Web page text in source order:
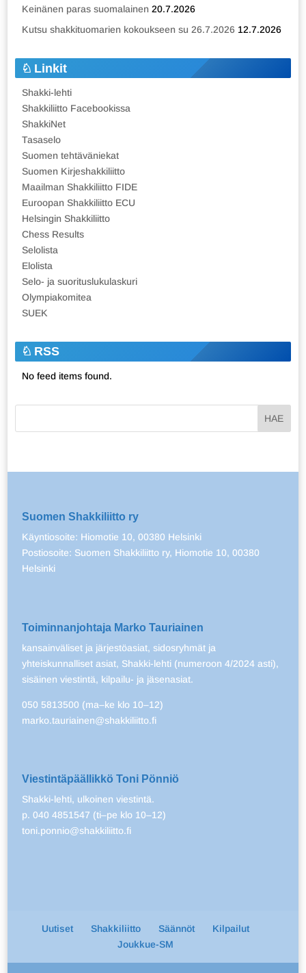
Keinänen paras suomalainen 20.7.2026
Kutsu shakkituomarien kokoukseen su 26.7.2026 12.7.2026
Linkit
Shakki-lehti
Shakkiliitto Facebookissa
ShakkiNet
Tasaselo
Suomen tehtäväniekat
Suomen Kirjeshakkiliitto
Maailman Shakkiliitto FIDE
Euroopan Shakkiliitto ECU
Helsingin Shakkiliitto
Chess Results
Selolista
Elolista
Selo- ja suorituslukulaskuri
Olympiakomitea
SUEK
RSS
No feed items found.
Suomen Shakkiliitto ry
Käyntiosoite: Hiomotie 10, 00380 Helsinki
Postiosoite: Suomen Shakkiliitto ry, Hiomotie 10, 00380
Helsinki
Toiminnanjohtaja Marko Tauriainen
kansainväliset ja järjestöasiat, sidosryhmät ja
yhteiskunnalliset asiat, Shakki-lehti (numeroon 4/2024 asti),
sisäinen viestintä, kilpailu- ja jäsenasiat.
050 5813500 (ma–ke klo 10–12)
marko.tauriainen@shakkiliitto.fi
Viestintäpäällikkö Toni Pönniö
Shakki-lehti, ulkoinen viestintä.
p. 040 4851547 (ti–pe klo 10–12)
toni.ponnio@shakkiliitto.fi
Uutiset Shakkiliitto Säännöt
Kilpailut
Joukkue-SM